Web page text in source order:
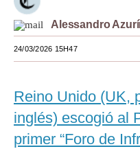
Internacional
Tecnología
G de Gestión
Alessandro
24/03/2026 15H47
Reino Unido (UK,
inglés) escogió al
primer “Foro de